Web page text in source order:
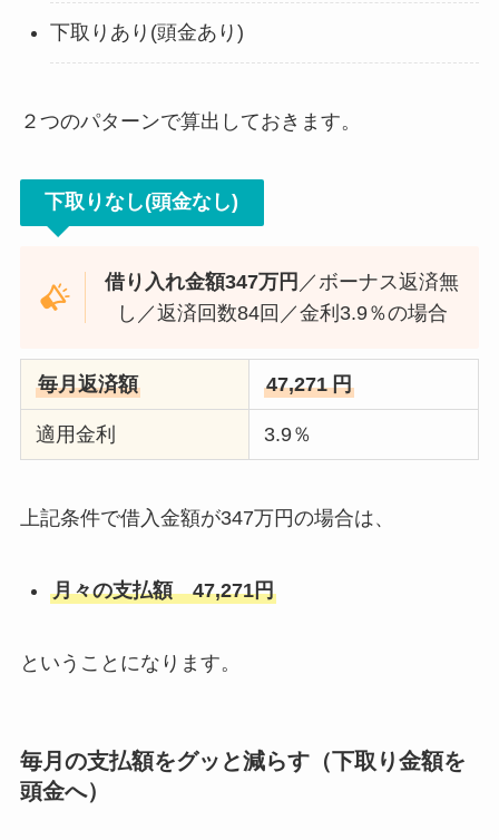
下取りあり(頭金あり)
２つのパターンで算出しておきます。
下取りなし(頭金なし)
借り入れ金額347万円 ／ボーナス返済無
し／返済回数84回／金利3.9％の場合
毎月返済額 47,271 円
適用金利 3.9％
上記条件で借入金額が347万円の場合は、
月々の支払額 47,271円
ということになります。
毎月の支払額をグッと減らす（下取り金額を
頭金へ）